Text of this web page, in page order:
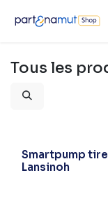
Tous les
Smartpump
Lansinoh